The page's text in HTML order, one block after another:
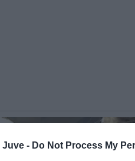
Juve - Do Not Process My